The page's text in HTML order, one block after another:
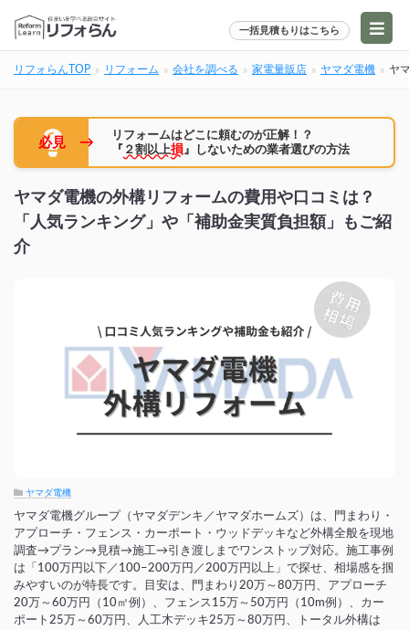
一括見積もりはこちら
リフォらんTOP リフォーム 会社を調べる 家電量販店 ヤマダ電機 ヤ
必見 →
リフォームはどこに頼むのが正解！？
『 ２割以上損』しないための業者選びの方法
ヤマダ電機の外構リフォームの費用や口コミは？
「人気ランキング」や「補助金実質負担額」もご紹
介
ヤマダ電機
ヤマダ電機グループ（ヤマダデンキ／ヤマダホームズ）は、門まわり・
アプローチ・フェンス・カーポート・ウッドデッキなど外構全般を現地
調査→プラン→見積→施工→引き渡しまでワンストップ対応。施工事例
は「100万円以下／100–200万円／200万円以上」で探せ、相場感を掴
みやすいのが特長です。目安は、門まわり20万～80万円、アプローチ
20万～60万円（10㎡例）、フェンス15万～50万円（10m例）、カー
ポート25万～60万円、人工木デッキ25万～80万円、トータル外構は